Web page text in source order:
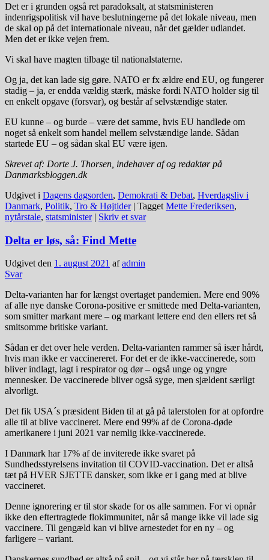
Det er i grunden også ret paradoksalt, at statsministeren
indenrigspolitisk vil have beslutningerne på det lokale niveau, men
de skal op på det internationale niveau, når det gælder udlandet.
Men det er ikke vejen frem.
Vi skal have magten tilbage til nationalstaterne.
Og ja, det kan lade sig gøre. NATO er fx ældre end EU, og fungerer
stadig – ja, er endda vældig stærk, måske fordi NATO holder sig til
en enkelt opgave (forsvar), og består af selvstændige stater.
EU kunne – og burde – være det samme, hvis EU handlede om
noget så enkelt som handel mellem selvstændige lande. Sådan
startede EU – og sådan skal EU være igen.
Skrevet af: Dorte J. Thorsen, indehaver af og redaktør på
Danmarksbloggen.dk
Udgivet i Dagens dagsorden, Demokrati & Debat, Hverdagsliv i
Danmark, Politik, Tro & Højtider | Tagget Mette Frederiksen,
nytårstale, statsminister | Skriv et svar
Delta er løs, så: Find Mette
Udgivet den 1. august 2021 afadmin
Svar
Delta-varianten har for længst overtaget pandemien. Mere end 90%
af alle nye danske Corona-positive er smittede med Delta-varianten,
som smitter markant mere – og markant lettere end den ellers ret så
smitsomme britiske variant.
Sådan er det over hele verden. Delta-varianten rammer så især hårdt,
hvis man ikke er vaccinereret. For det er de ikke-vaccinerede, som
bliver indlagt, lagt i respirator og dør – også unge og yngre
mennesker. De vaccinerede bliver også syge, men sjældent særligt
alvorligt.
Det fik USA´s præsident Biden til at gå på talerstolen for at opfordre
alle til at blive vaccineret. Mere end 99% af de Corona-døde
amerikanere i juni 2021 var nemlig ikke-vaccinerede.
I Danmark har 17% af de inviterede ikke svaret på
Sundhedsstyrelsens invitation til COVID-vaccination. Det er altså
tæt på HVER SJETTE dansker, som ikke er i gang med at blive
vaccineret.
Denne ignorering er til stor skade for os alle sammen. For vi opnår
ikke den eftertragtede flokimmunitet, når så mange ikke vil lade sig
vaccinere. Til gengæld kan vi blive arnestedet for en ny – og
farligere – variant.